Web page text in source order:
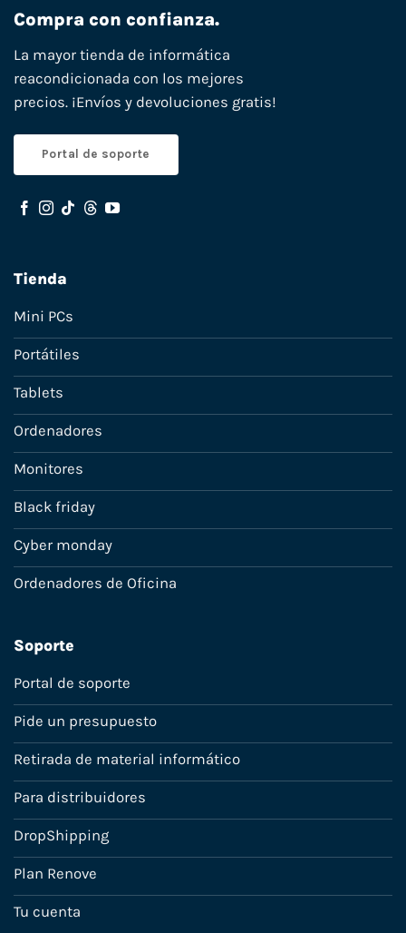
Compra con confianza.
La mayor tienda de informática
reacondicionada con los mejores
precios. ¡Envíos y devoluciones gratis!
Portal de soporte
Tienda
Mini PCs
Portátiles
Tablets
Ordenadores
Monitores
Black friday
Cyber monday
Ordenadores de Oficina
Soporte
Portal de soporte
Pide un presupuesto
Retirada de material informático
Para distribuidores
DropShipping
Plan Renove
Tu cuenta